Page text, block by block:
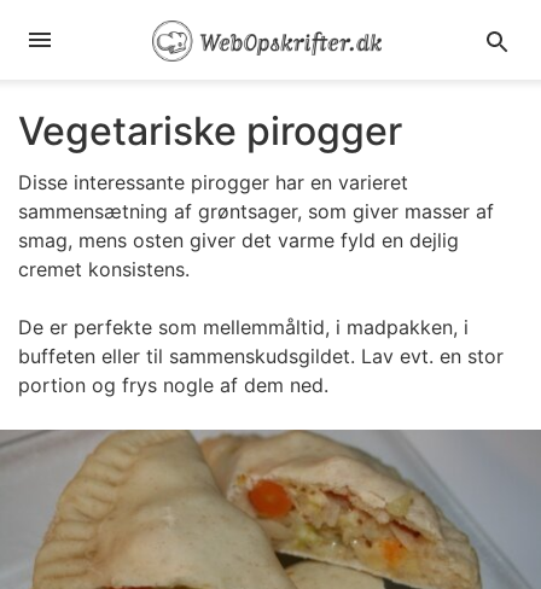
Vegetariske pirogger
Disse interessante pirogger har en varieret
sammensætning af grøntsager, som giver masser af
smag, mens osten giver det varme fyld en dejlig
cremet konsistens.
De er perfekte som mellemmåltid, i madpakken, i
buffeten eller til sammenskudsgildet. Lav evt. en stor
portion og frys nogle af dem ned.